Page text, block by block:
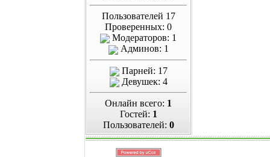
Пользователей 17
Проверенных: 0
Модераторов: 1
Админов: 1
Парней: 17
Девушек: 4
Онлайн всего: 1
Гостей: 1
Пользователей: 0